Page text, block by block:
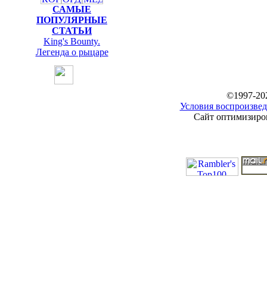
САМЫЕ
ПОПУЛЯРНЫЕ
СТАТЬИ
King's Bounty.
Легенда о рыцаре
©1997-
Условия
Сайт